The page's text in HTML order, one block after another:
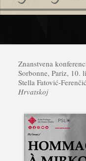
Znanstvena
Sorbonne, Pariz, 10.
Stella Fatović-
Hrvatskoj